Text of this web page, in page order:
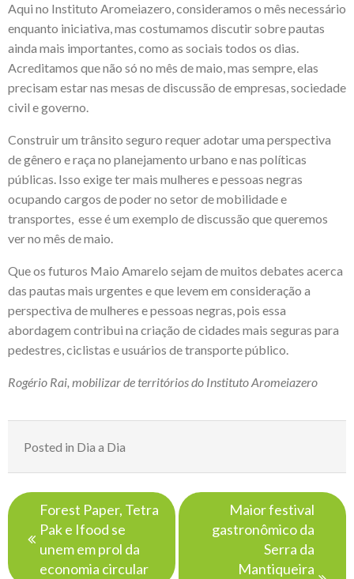
Aqui no Instituto Aromeiazero, consideramos o mês necessário
enquanto iniciativa, mas costumamos discutir sobre pautas
ainda mais importantes, como as sociais todos os dias.
Acreditamos que não só no mês de maio, mas sempre, elas
precisam estar nas mesas de discussão de empresas, sociedade
civil e governo.
Construir um trânsito seguro requer adotar uma perspectiva
de gênero e raça no planejamento urbano e nas políticas
públicas. Isso exige ter mais mulheres e pessoas negras
ocupando cargos de poder no setor de mobilidade e
transportes, esse é um exemplo de discussão que queremos
ver no mês de maio.
Que os futuros Maio Amarelo sejam de muitos debates acerca
das pautas mais urgentes e que levem em consideração a
perspectiva de mulheres e pessoas negras, pois essa
abordagem contribui na criação de cidades mais seguras para
pedestres, ciclistas e usuários de transporte público.
Rogério Rai, mobilizar de territórios do Instituto Aromeiazero
Posted in Dia a Dia
Navegação
de
Post
Forest Paper, Tetra
Pak e Ifood se
unem em prol da
economia circular
Maior festival
gastronômico da
Serra da
Mantiqueira